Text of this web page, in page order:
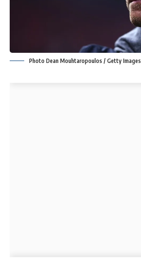
Photo Dean Mouhtaropoulos / Getty Images